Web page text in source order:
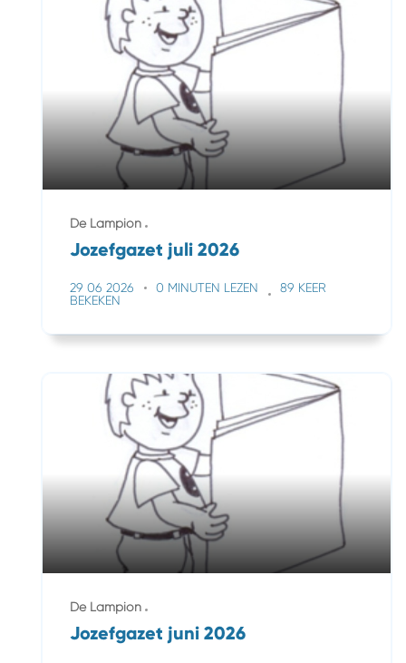
De Lampion
Jozefgazet juli 2026
29 06 2026 0 MINUTEN LEZEN
89 KEER
BEKEKEN
De Lampion
Jozefgazet juni 2026